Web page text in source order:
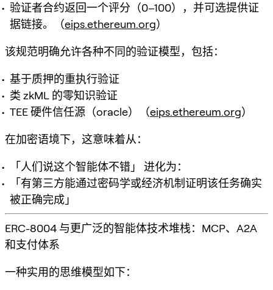
验证者合约返回一个评分（0–100），并可选提供证
据链接。（eips.ethereum.org）
该规范明确允许各种不同的验证模型，包括：
基于质押的重执行验证
类 zkML 的零知识验证
TEE 硬件信任源（oracle）（eips.ethereum.org）
在加密语境下，这意味着从：
「人们说这个智能体不错」 进化为：
「有第三方能通过密码学或经济机制证明该任务确实
被正确完成」
ERC-8004 与更广泛的智能体技术堆栈：MCP、A2A
和支付体系
一种实用的思维模型如下：